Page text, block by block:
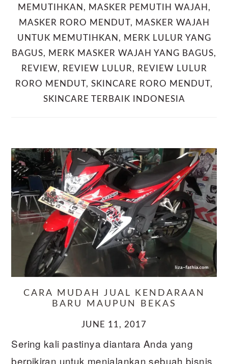
MEMUTIHKAN , MASKER PEMUTIH WAJAH ,
MASKER RORO MENDUT, MASKER WAJAH
UNTUK MEMUTIHKAN , MERK LULUR YANG
BAGUS, MERK MASKER WAJAH YANG BAGUS,
REVIEW, REVIEW LULUR, REVIEW LULUR
RORO MENDUT, SKINCARE RORO MENDUT,
SKINCARE TERBAIK INDONESIA
CARA MUDAH JUAL KENDARAAN
BARU MAUPUN BEKAS
JUNE 11, 2017
Sering kali pastinya diantara Anda yang
berpikiran untuk menjalankan sebuah bisnis.